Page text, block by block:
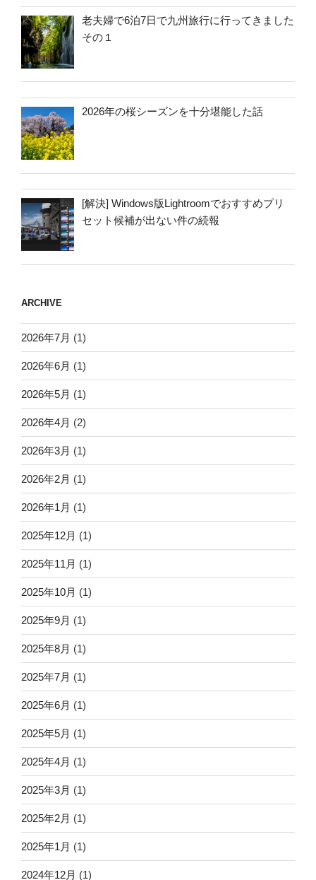
老夫婦で6泊7日で九州旅行に行ってきました
その１
2026年の桜シーズンを十分堪能した話
[解決] Windows版Lightroomでおすすめプリ
セット候補が出ない件の続報
ARCHIVE
2026年7月 (1)
2026年6月 (1)
2026年5月 (1)
2026年4月 (2)
2026年3月 (1)
2026年2月 (1)
2026年1月 (1)
2025年12月 (1)
2025年11月 (1)
2025年10月 (1)
2025年9月 (1)
2025年8月 (1)
2025年7月 (1)
2025年6月 (1)
2025年5月 (1)
2025年4月 (1)
2025年3月 (1)
2025年2月 (1)
2025年1月 (1)
2024年12月 (1)